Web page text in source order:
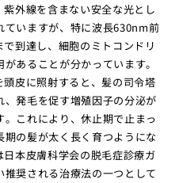
外線を含まない安全な光とし
ていますが、特に波長630nm前
到達し、細胞のミトコンドリ
あることが分かっています。
皮に照射すると、髪の司令塔
発毛を促す増殖因子の分泌が
これにより、休止期で止まっ
の髪が太く長く育つようにな
本皮膚科学会の脱毛症診療ガ
奨される治療法の一つとして